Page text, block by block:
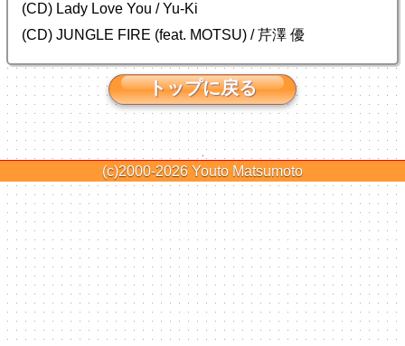
(CD) Lady Love You / Yu-Ki
(CD) JUNGLE FIRE (feat. MOTSU) / 芹澤 優
トップに戻る
(c)2000-2026 Youto Matsumoto